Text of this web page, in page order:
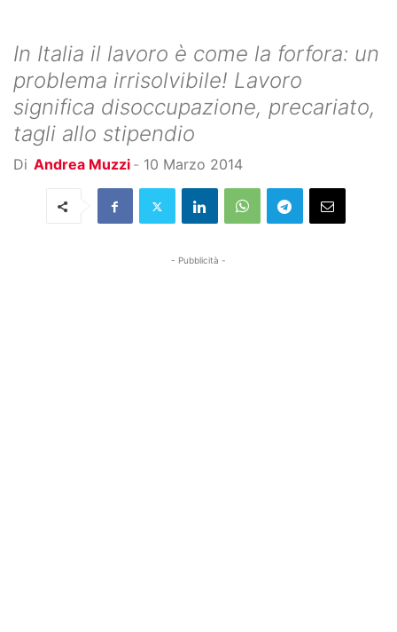
In Italia il lavoro è come la forfora: un
problema irrisolvibile! Lavoro
significa disoccupazione, precariato,
tagli allo stipendio
Di Andrea Muzzi - 10 Marzo 2014
- Pubblicità -